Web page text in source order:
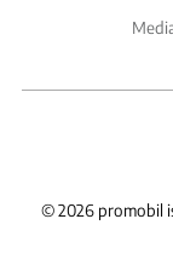
©2026 promobil